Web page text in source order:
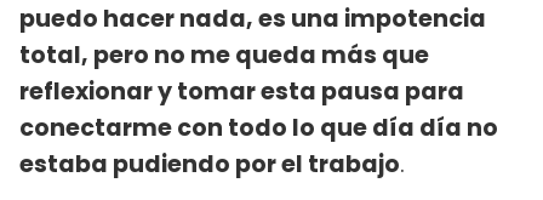
puedo hacer nada, es una impotencia
total, pero no me queda más que
reflexionar y tomar esta pausa para
conectarme con todo lo que día día no
estaba pudiendo por el trabajo.